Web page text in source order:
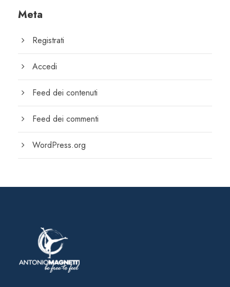
Meta
Registrati
Accedi
Feed dei contenuti
Feed dei commenti
WordPress.org